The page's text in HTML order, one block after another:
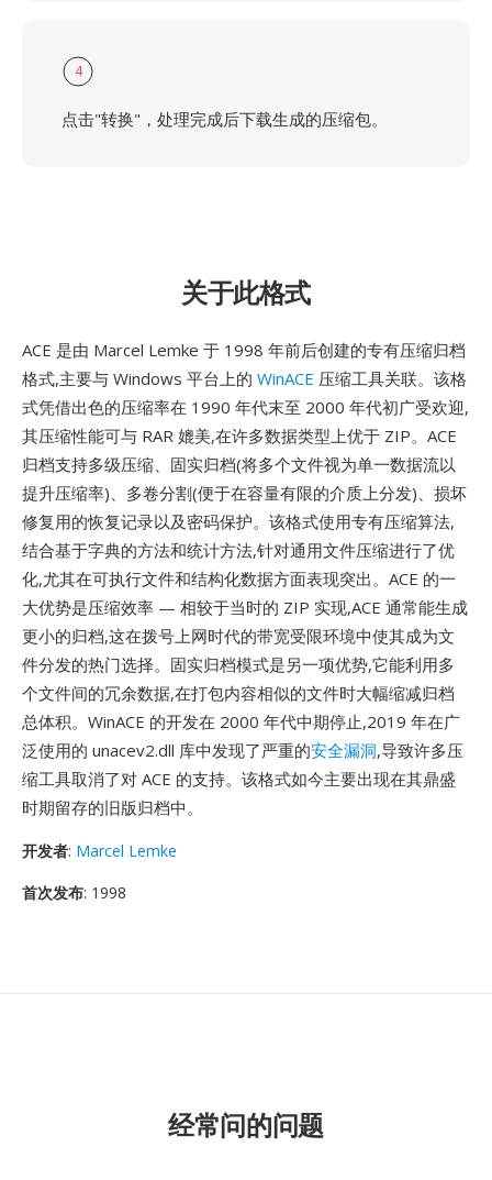
4
点击"转换"，处理完成后下载生成的压缩包。
关于此格式
ACE 是由 Marcel Lemke 于 1998 年前后创建的专有压缩归档
格式,主要与 Windows 平台上的 WinACE 压缩工具关联。该格
式凭借出色的压缩率在 1990 年代末至 2000 年代初广受欢迎,
其压缩性能可与 RAR 媲美,在许多数据类型上优于 ZIP。ACE
归档支持多级压缩、固实归档(将多个文件视为单一数据流以
提升压缩率)、多卷分割(便于在容量有限的介质上分发)、损坏
修复用的恢复记录以及密码保护。该格式使用专有压缩算法,
结合基于字典的方法和统计方法,针对通用文件压缩进行了优
化,尤其在可执行文件和结构化数据方面表现突出。ACE 的一
大优势是压缩效率 — 相较于当时的 ZIP 实现,ACE 通常能生成
更小的归档,这在拨号上网时代的带宽受限环境中使其成为文
件分发的热门选择。固实归档模式是另一项优势,它能利用多
个文件间的冗余数据,在打包内容相似的文件时大幅缩减归档
总体积。WinACE 的开发在 2000 年代中期停止,2019 年在广
泛使用的 unacev2.dll 库中发现了严重的安全漏洞,导致许多压
缩工具取消了对 ACE 的支持。该格式如今主要出现在其鼎盛
时期留存的旧版归档中。
开发者: Marcel Lemke
首次发布: 1998
经常问的问题